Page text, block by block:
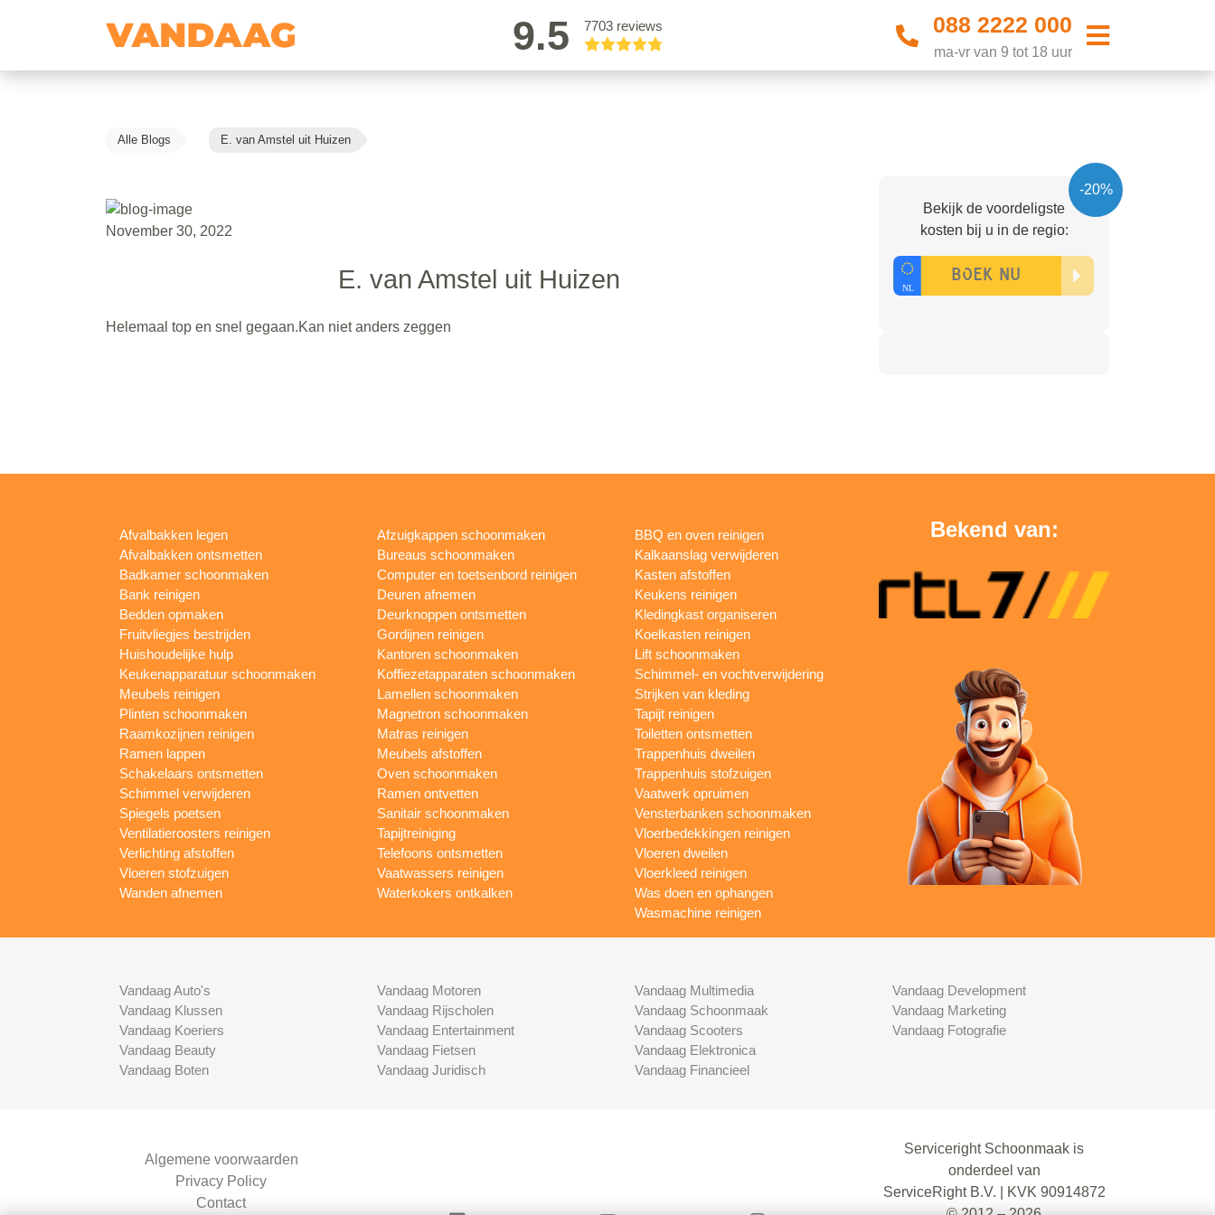
9.5 7703 reviews 088 2222 000
ma-vr van 9 tot 18 uur
Alle Blogs E. van Amstel uit Huizen
November 30, 2022
E. van Amstel uit Huizen
Helemaal top en snel gegaan.Kan niet anders zeggen
-20%
Bekijk de voordeligste
kosten bij u in de regio:
Afvalbakken legen
Afvalbakken ontsmetten
Badkamer schoonmaken
Bank reinigen
Bedden opmaken
Fruitvliegjes bestrijden
Huishoudelijke hulp
Keukenapparatuur schoonmaken
Meubels reinigen
Plinten schoonmaken
Raamkozijnen reinigen
Ramen lappen
Schakelaars ontsmetten
Schimmel verwijderen
Spiegels poetsen
Ventilatieroosters reinigen
Verlichting afstoffen
Vloeren stofzuigen
Wanden afnemen
Afzuigkappen schoonmaken
Bureaus schoonmaken
Computer en toetsenbord reinigen
Deuren afnemen
Deurknoppen ontsmetten
Gordijnen reinigen
Kantoren schoonmaken
Koffiezetapparaten schoonmaken
Lamellen schoonmaken
Magnetron schoonmaken
Matras reinigen
Meubels afstoffen
Oven schoonmaken
Ramen ontvetten
Sanitair schoonmaken
Tapijtreiniging
Telefoons ontsmetten
Vaatwassers reinigen
Waterkokers ontkalken
BBQ en oven reinigen
Kalkaanslag verwijderen
Kasten afstoffen
Keukens reinigen
Kledingkast organiseren
Koelkasten reinigen
Lift schoonmaken
Schimmel- en vochtverwijdering
Strijken van kleding
Tapijt reinigen
Toiletten ontsmetten
Trappenhuis dweilen
Trappenhuis stofzuigen
Vaatwerk opruimen
Vensterbanken schoonmaken
Vloerbedekkingen reinigen
Vloeren dweilen
Vloerkleed reinigen
Was doen en ophangen
Wasmachine reinigen
Bekend van:
Vandaag Auto's
Vandaag Klussen
Vandaag Koeriers
Vandaag Beauty
Vandaag Boten
Vandaag Motoren
Vandaag Rijscholen
Vandaag Entertainment
Vandaag Fietsen
Vandaag Juridisch
Vandaag Multimedia
Vandaag Schoonmaak
Vandaag Scooters
Vandaag Elektronica
Vandaag Financieel
Vandaag Development
Vandaag Marketing
Vandaag Fotografie
Algemene voorwaarden
Privacy Policy
Contact
Serviceright Schoonmaak is
onderdeel van
ServiceRight B.V. | KVK 90914872